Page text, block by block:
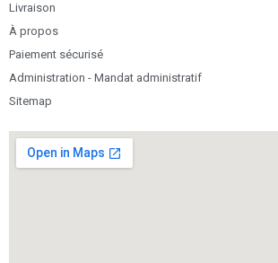
Livraison
À propos
Paiement sécurisé
Administration - Mandat administratif
Sitemap